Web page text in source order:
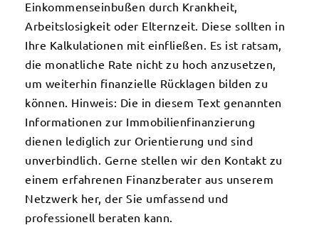
Einkommenseinbußen durch Krankheit,
Arbeitslosigkeit oder Elternzeit. Diese sollten in
Ihre Kalkulationen mit einfließen. Es ist ratsam,
die monatliche Rate nicht zu hoch anzusetzen,
um weiterhin finanzielle Rücklagen bilden zu
können. Hinweis: Die in diesem Text genannten
Informationen zur Immobilienfinanzierung
dienen lediglich zur Orientierung und sind
unverbindlich. Gerne stellen wir den Kontakt zu
einem erfahrenen Finanzberater aus unserem
Netzwerk her, der Sie umfassend und
professionell beraten kann.